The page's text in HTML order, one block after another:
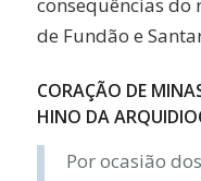
de Fundão e
CORAÇÃO DE
HINO DA
Por ocasião